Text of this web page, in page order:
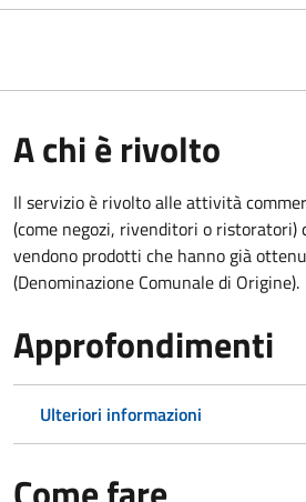
A chi è rivolto
Il servizio è rivolto alle attività
(come negozi, rivenditori o ristoratori)
vendono prodotti che hanno già
(Denominazione Comunale di Origine).
Approfondimenti
Ulteriori informazioni